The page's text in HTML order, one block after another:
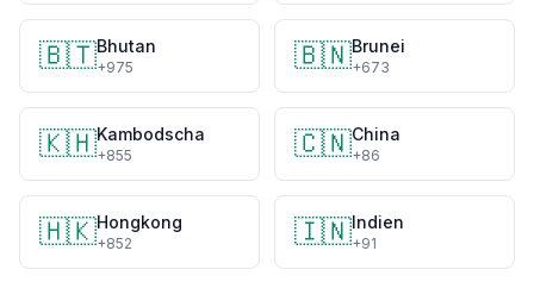
🇧🇹Bhutan
+975 🇧🇳Brunei
+673
🇰🇭Kambodscha
+855 🇨🇳China
+86
🇭🇰Hongkong
+852 🇮🇳Indien
+91